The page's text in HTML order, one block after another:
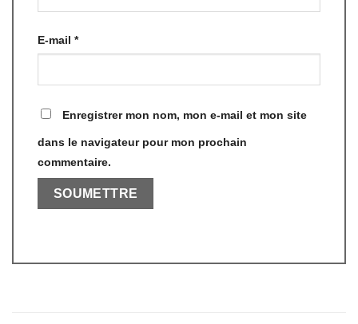
E-mail *
Enregistrer mon nom, mon e-mail et mon site
dans le navigateur pour mon prochain
commentaire.